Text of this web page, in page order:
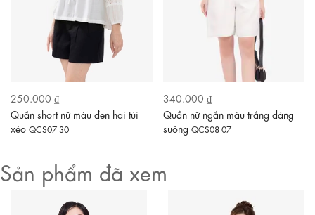
250.000 ₫
Quần short nữ màu đen hai túi
xéo QCS07-30
340.000 ₫
Quần nữ ngắn màu trắng dáng
suông QCS08-07
Sản phẩm đã xem